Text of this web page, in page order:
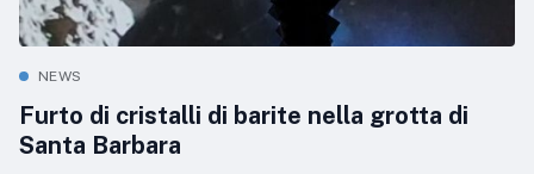
NEWS
Furto di cristalli di barite nella grotta di
Santa Barbara